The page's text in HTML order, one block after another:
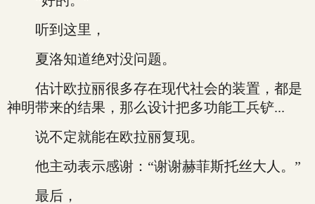
听到这里，
夏洛知道绝对没问题。
估计欧拉丽很多存在现代社会的装置，都是
神明带来的结果，那么设计把多功能工兵铲...
说不定就能在欧拉丽复现。
他主动表示感谢：“谢谢赫菲斯托丝大人。”
最后，